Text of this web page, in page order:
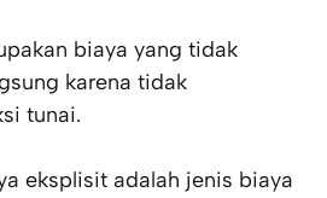
biaya yang tidak
karena tidak
tunai.
eksplisit adalah jenis biaya